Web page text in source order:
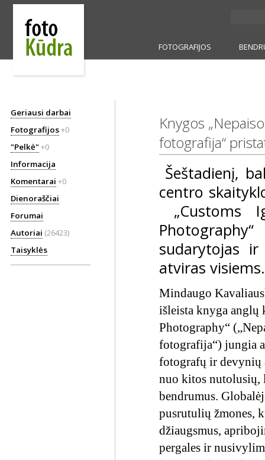
FOTOGRAFIJOS
Geriausi darbai
Fotografijos+0
"Pelkė" +0
Informacija
Komentarai +0
Dienoraščiai
Forumai
Autoriai (26423)
Taisyklės
Knygos
fotografija“
Šeštadienį,
centro
„Customs
sudarytojas
atviras
Mindaugo
išleista knyga anglų
Photography“
fotografija“) jungia
fotografų ir devynių
nuo kitos nutolusių,
bendrumus.
pusrutulių žmones,
džiaugsmus,
pergales ir